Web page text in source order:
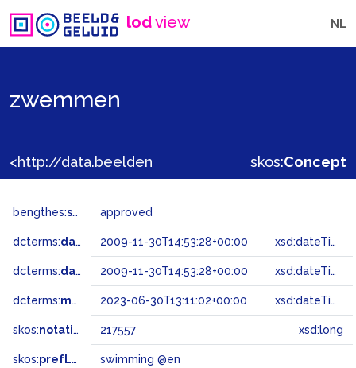
lodview NL
zwemmen
skos:Concept
bengthes:status approved
dcterms:dateAccepted 2009-11-30T14:53:28+00:00 xsd:dateTime
dcterms:dateSubmitted 2009-11-30T14:53:28+00:00 xsd:dateTime
dcterms:modified 2023-06-30T13:11:02+00:00 xsd:dateTime
skos:notation 217557 xsd:long
skos:prefLabel swimming @en